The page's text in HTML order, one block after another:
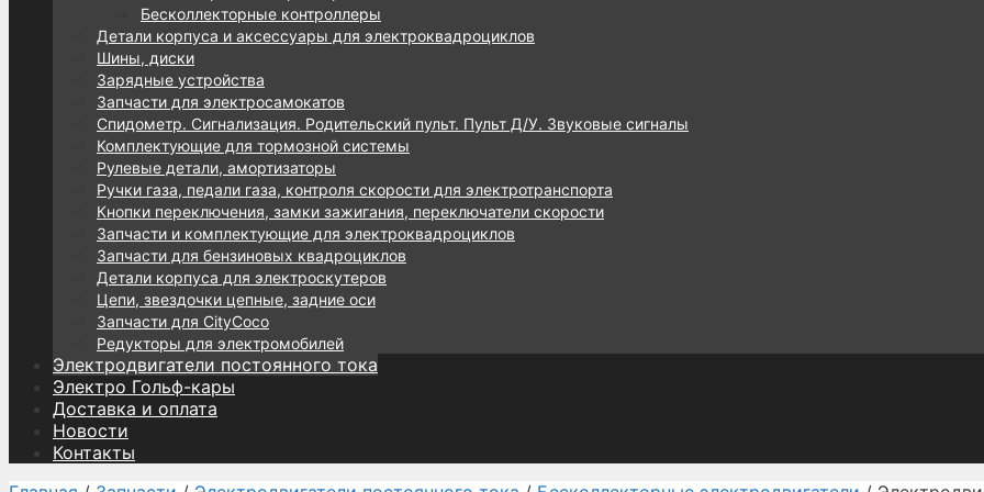
Бесколлекторные контроллеры
Детали корпуса и аксессуары для электроквадроциклов
Шины, диски
Зарядные устройства
Запчасти для электросамокатов
Спидометр. Сигнализация. Родительский пульт. Пульт Д/У. Звуковые сигналы
Комплектующие для тормозной системы
Рулевые детали, амортизаторы
Ручки газа, педали газа, контроля скорости для электротранспорта
Кнопки переключения, замки зажигания, переключатели скорости
Запчасти и комплектующие для электроквадроциклов
Запчасти для бензиновых квадроциклов
Детали корпуса для электроскутеров
Цепи, звездочки цепные, задние оси
Запчасти для CityCoco
Редукторы для электромобилей
Электродвигатели постоянного тока
Электро Гольф-кары
Доставка и оплата
Новости
Контакты